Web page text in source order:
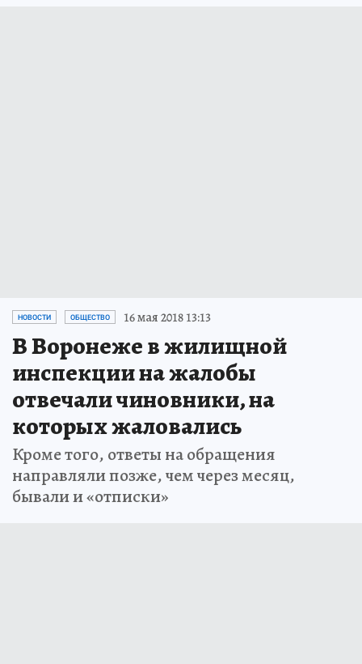
НОВОСТИ ОБЩЕСТВО 16 мая 2018 13:13
В Воронеже в жилищной
инспекции на жалобы
отвечали чиновники, на
которых жаловались
Кроме того, ответы на обращения
направляли позже, чем через месяц,
бывали и «отписки»